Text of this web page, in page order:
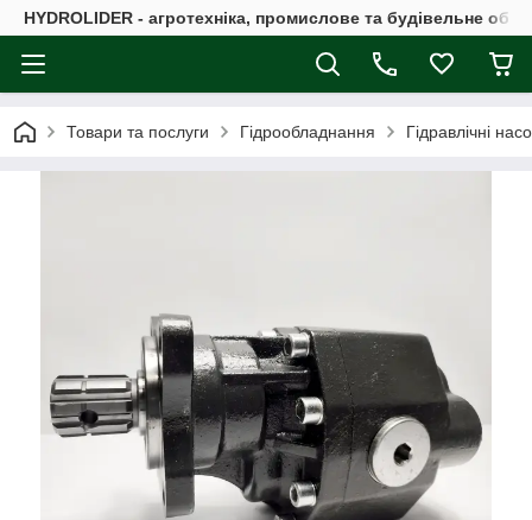
HYDROLIDER - агротехніка, промислове та будівельне
Товари та послуги Гідрообладнання Гідравлічні